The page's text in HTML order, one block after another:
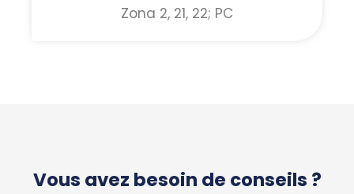
Zona 2, 21, 22; PC
Vous avez besoin de conseils ?